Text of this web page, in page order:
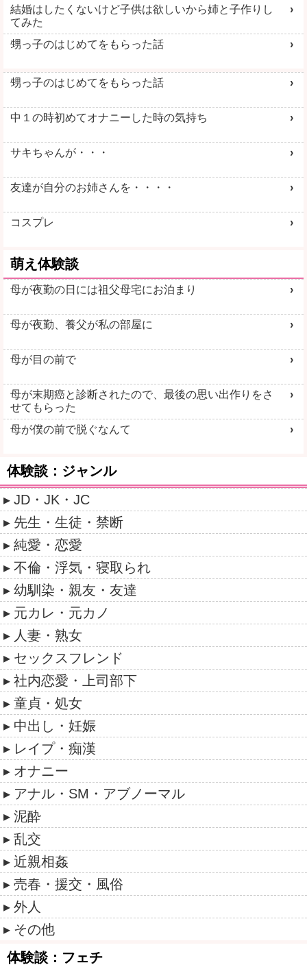
結婚はしたくないけど子供は欲しいから姉と子作りし
てみた
甥っ子のはじめてをもらった話
甥っ子のはじめてをもらった話
中１の時初めてオナニーした時の気持ち
サキちゃんが・・・
友達が自分のお姉さんを・・・・
コスプレ
萌え体験談
母が夜勤の日には祖父母宅にお泊まり
母が夜勤、養父が私の部屋に
母が目の前で
母が末期癌と診断されたので、最後の思い出作りをさ
せてもらった
母が僕の前で脱ぐなんて
体験談：ジャンル
JD・JK・JC
先生・生徒・禁断
純愛・恋愛
不倫・浮気・寝取られ
幼馴染・親友・友達
元カレ・元カノ
人妻・熟女
セックスフレンド
社内恋愛・上司部下
童貞・処女
中出し・妊娠
レイプ・痴漢
オナニー
アナル・SM・アブノーマル
泥酔
乱交
近親相姦
売春・援交・風俗
外人
その他
体験談：フェチ